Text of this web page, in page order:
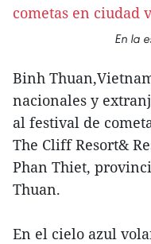
En la
Binh
nacionales y
al festival de
The Cliff Resort&
Phan Thiet,
Thuan.
En el cielo azul